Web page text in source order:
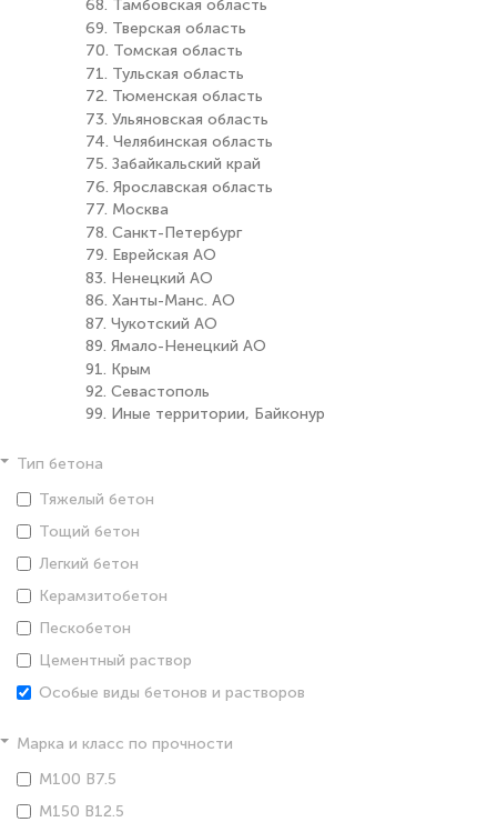
68. Тамбовская область
69. Тверская область
70. Томская область
71. Тульская область
72. Тюменская область
73. Ульяновская область
74. Челябинская область
75. Забайкальский край
76. Ярославская область
77. Москва
78. Санкт-Петербург
79. Еврейская АО
83. Ненецкий АО
86. Ханты-Манс. АО
87. Чукотский АО
89. Ямало-Ненецкий АО
91. Крым
92. Севастополь
99. Иные территории, Байконур
Тип бетона
Тяжелый бетон
Тощий бетон
Легкий бетон
Керамзитобетон
Пескобетон
Цементный раствор
Особые виды бетонов и растворов
Марка и класс по прочности
М100 В7.5
М150 В12.5